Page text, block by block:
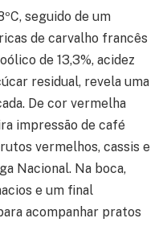
seguido de um
de carvalho francês
de 13,3%, acidez
residual, revela uma
De cor vermelha
impressão de café
vermelhos, cassis e
Nacional. Na boca,
e um final
acompanhar pratos